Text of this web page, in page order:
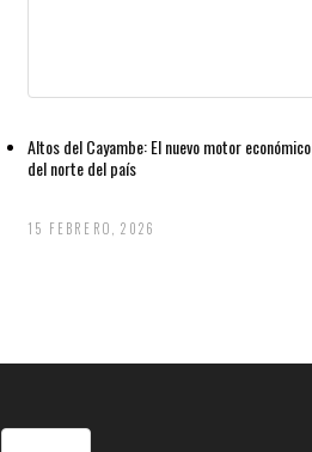
Altos del Cayambe: El nuevo motor económico
del norte del país
15 FEBRERO, 2026